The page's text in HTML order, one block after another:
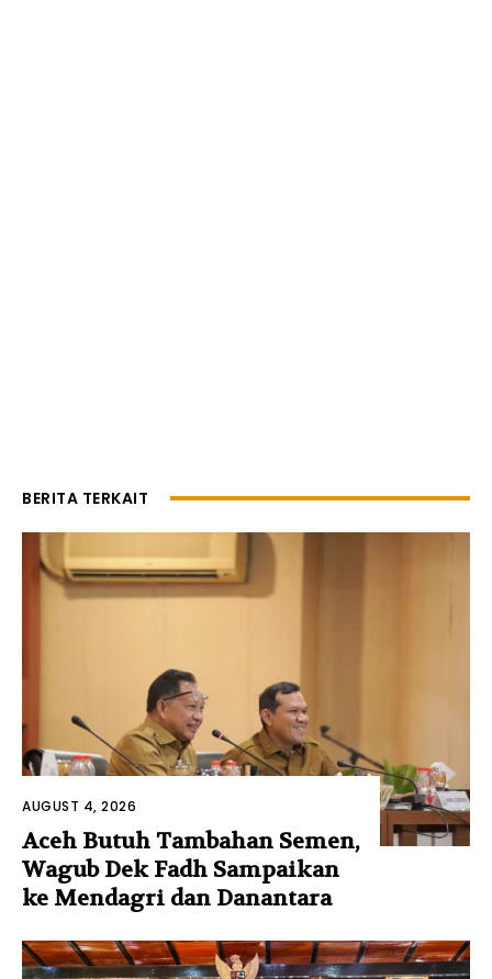
BERITA TERKAIT
AUGUST 4, 2026
Aceh Butuh Tambahan Semen,
Wagub Dek Fadh Sampaikan
ke Mendagri dan Danantara